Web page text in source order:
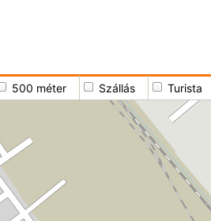
500 méter Szállás Turista